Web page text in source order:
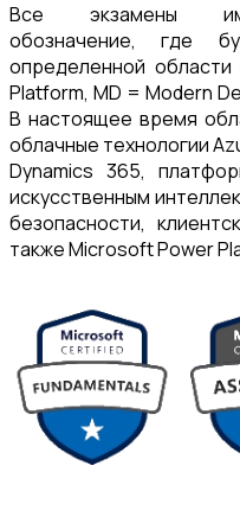
Все экзамены
обозначение, где
определенной
Platform, MD = Modern
В настоящее время
облачные технологии
Dynamics 365,
искусственным
безопасности,
также Microsoft Power